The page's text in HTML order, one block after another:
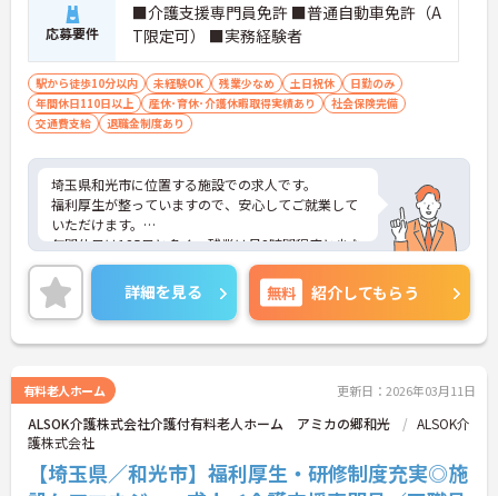
応募要件
■介護支援専門員免許 ■普通自動車免許（A
T限定可） ■実務経験者
駅から徒歩10分以内 未経験OK 残業少なめ 土日祝休
日勤のみ
年間休日110日以上
産休･育休･介護休暇取得実績あり
社会保険完備
交通費支給
退職金制度あり
埼玉県和光市に位置する施設での求人です。
福利厚生が整っていますので、安心してご就業して
いただけます。
年間休日は125日と多く、残業は月2時間程度と少な
めですので、プライベートとの予定が立てやすいで
す！
また、賞与4.50ヶ月分実績と頑張りを評価していた
だけます。
ご興味のある方には、面接対策ポイントなど、さら
ださい。
詳細を見る 無料 紹介してもらう
有料老人ホーム 更新日：2026年03月11日
ALSOK介護株式会社介護付有料老人ホーム アミカの郷和光
ALSOK介
護株式会社
【埼玉県／和光市】福利厚生・研修制度充実◎施